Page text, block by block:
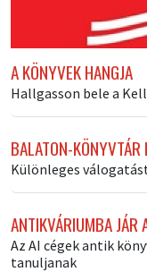
A KÖNYVEK HANGJA
Hallgasson bele a
BALATON-
Különleges
ANTIKVÁRIUMBA JÁR
Az AI cégek antik
tanuljanak